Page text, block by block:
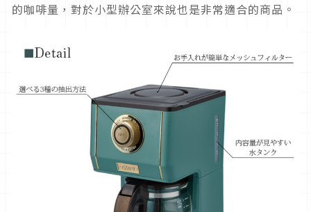
的咖啡量，對於小型辦公室來說也是非常適合的商品。